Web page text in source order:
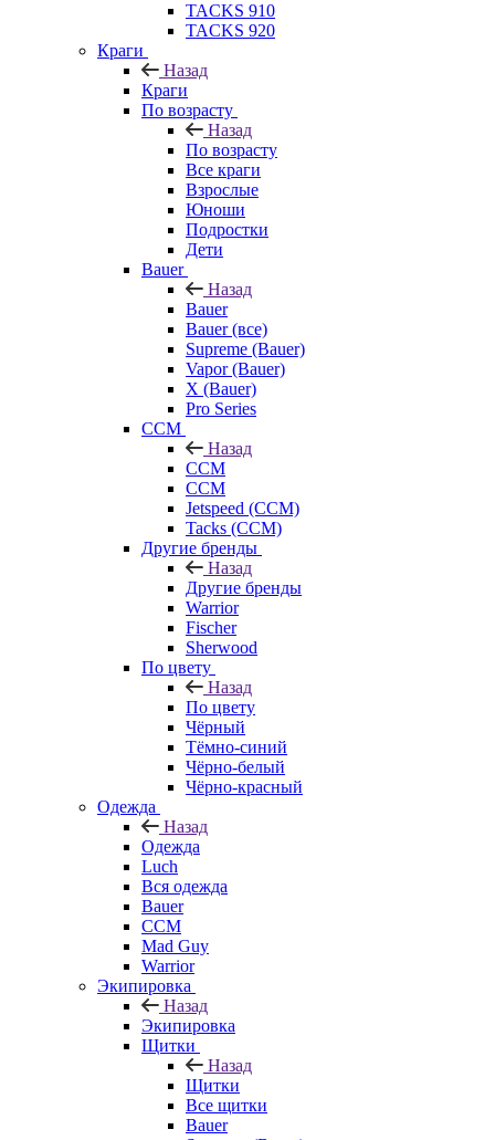
TACKS 910
TACKS 920
Краги
Назад
Краги
По возрасту
Назад
По возрасту
Все краги
Взрослые
Юноши
Подростки
Дети
Bauer
Назад
Bauer
Bauer (все)
Supreme (Bauer)
Vapor (Bauer)
X (Bauer)
Pro Series
CCM
Назад
CCM
CCM
Jetspeed (CCM)
Tacks (CCM)
Другие бренды
Назад
Другие бренды
Warrior
Fischer
Sherwood
По цвету
Назад
По цвету
Чёрный
Тёмно-синий
Чёрно-белый
Чёрно-красный
Одежда
Назад
Одежда
Luch
Вся одежда
Bauer
CCM
Mad Guy
Warrior
Экипировка
Назад
Экипировка
Щитки
Назад
Щитки
Все щитки
Bauer